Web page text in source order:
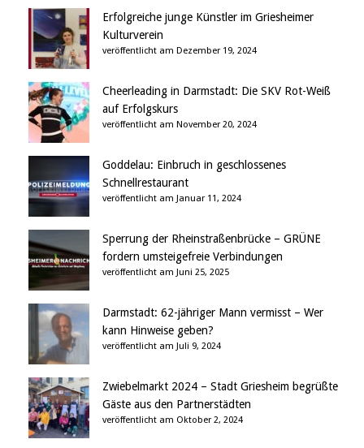
Erfolgreiche junge Künstler im Griesheimer
Kulturverein
veröffentlicht am Dezember 19, 2024
Cheerleading in Darmstadt: Die SKV Rot-Weiß
auf Erfolgskurs
veröffentlicht am November 20, 2024
Goddelau: Einbruch in geschlossenes
Schnellrestaurant
veröffentlicht am Januar 11, 2024
Sperrung der Rheinstraßenbrücke – GRÜNE
fordern umsteigefreie Verbindungen
veröffentlicht am Juni 25, 2025
Darmstadt: 62-jähriger Mann vermisst – Wer
kann Hinweise geben?
veröffentlicht am Juli 9, 2024
Zwiebelmarkt 2024 – Stadt Griesheim begrüßte
Gäste aus den Partnerstädten
veröffentlicht am Oktober 2, 2024